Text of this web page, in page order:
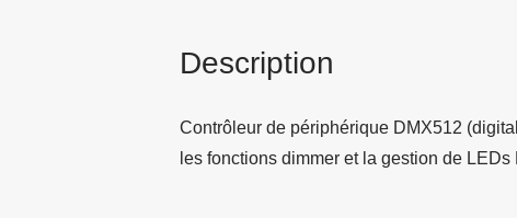
Description
Contrôleur de périphérique DMX512
les fonctions dimmer et la gestion de LEDs